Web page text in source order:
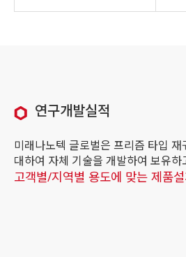
연구개발실적
미래나노텍 글로벌은 프리즘 타입
대하여 자체 기술을 개발하여 보유하
고객별/지역별 용도에 맞는 제품